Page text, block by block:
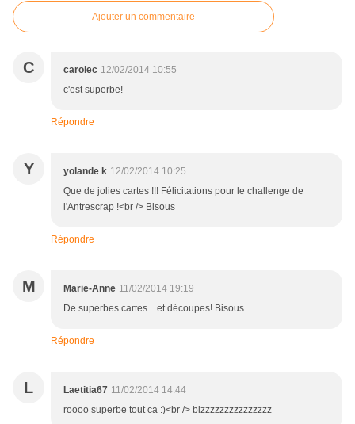
Ajouter un commentaire
C carolec 12/02/2014 10:55
c'est superbe!
Répondre
Y yolande k 12/02/2014 10:25
Que de jolies cartes !!! Félicitations pour le challenge de
l'Antrescrap !<br /> Bisous
Répondre
M Marie-Anne 11/02/2014 19:19
De superbes cartes ...et découpes! Bisous.
Répondre
L Laetitia67 11/02/2014 14:44
roooo superbe tout ca :)<br /> bizzzzzzzzzzzzzzz